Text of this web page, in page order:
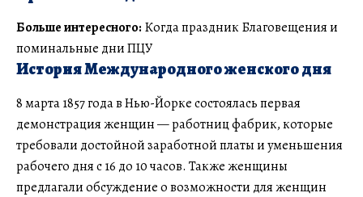
Больше интересного: Когда праздник Благовещения и
поминальные дни ПЦУ
История Международного женского дня
8 марта 1857 года в Нью-Йорке состоялась первая
демонстрация женщин — работниц фабрик, которые
требовали достойной заработной платы и уменьшения
рабочего дня с 16 до 10 часов. Также женщины
предлагали обсуждение о возможности для женщин